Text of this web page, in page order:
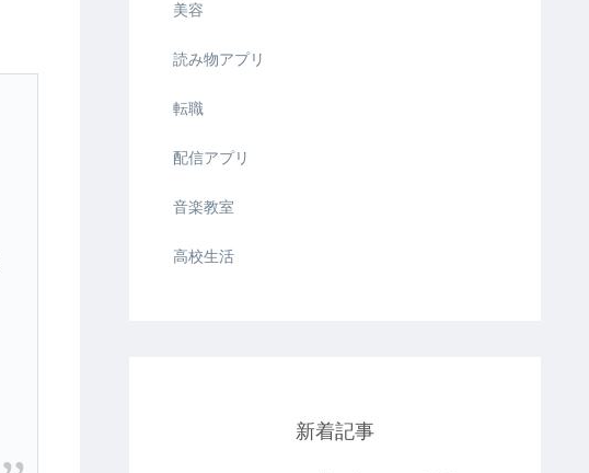
美容
読み物アプリ
転職
配信アプリ
音楽教室
高校生活
新着記事